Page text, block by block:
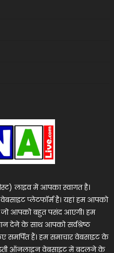
लाइव में आपका स्वागत है।
प्लेटफॉर्म है। यहां हम आपको
जो आपको बहुत पसंद आएगी। हम
देने के साथ आपको सर्वश्रेष्ठ
समर्पित हैं। हम समाचार वेबसाइट के
ऑनलाइन वेबसाइट में बदलने के